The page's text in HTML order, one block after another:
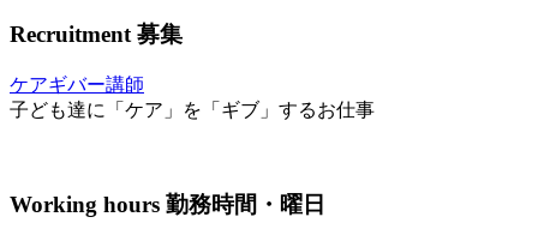
Recruitment 募集
ケアギバー講師
子ども達に「ケア」を「ギブ」するお仕事
Working hours 勤務時間・曜日